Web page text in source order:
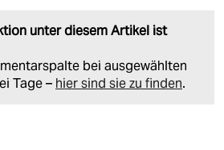
unter diesem Artikel ist
bei ausgewählten
Tage – hier sind sie zu finden.